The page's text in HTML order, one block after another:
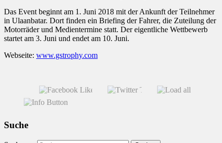
Das Event beginnt am 1. Juni 2018 mit der Ankunft der Teilnehmer
in Ulaanbatar. Dort finden ein Briefing der Fahrer, die Zuteilung der
Motorräder und Medientermine statt. Der eigentliche Wettbewerb
startet am 3. Juni und endet am 10. Juni.
Webseite: www.gstrophy.com
Suche